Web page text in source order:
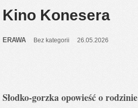
Kino Konesera
ERAWA Bez kategorii 26.05.2026
Słodko-gorzka opowieść o rodzinie